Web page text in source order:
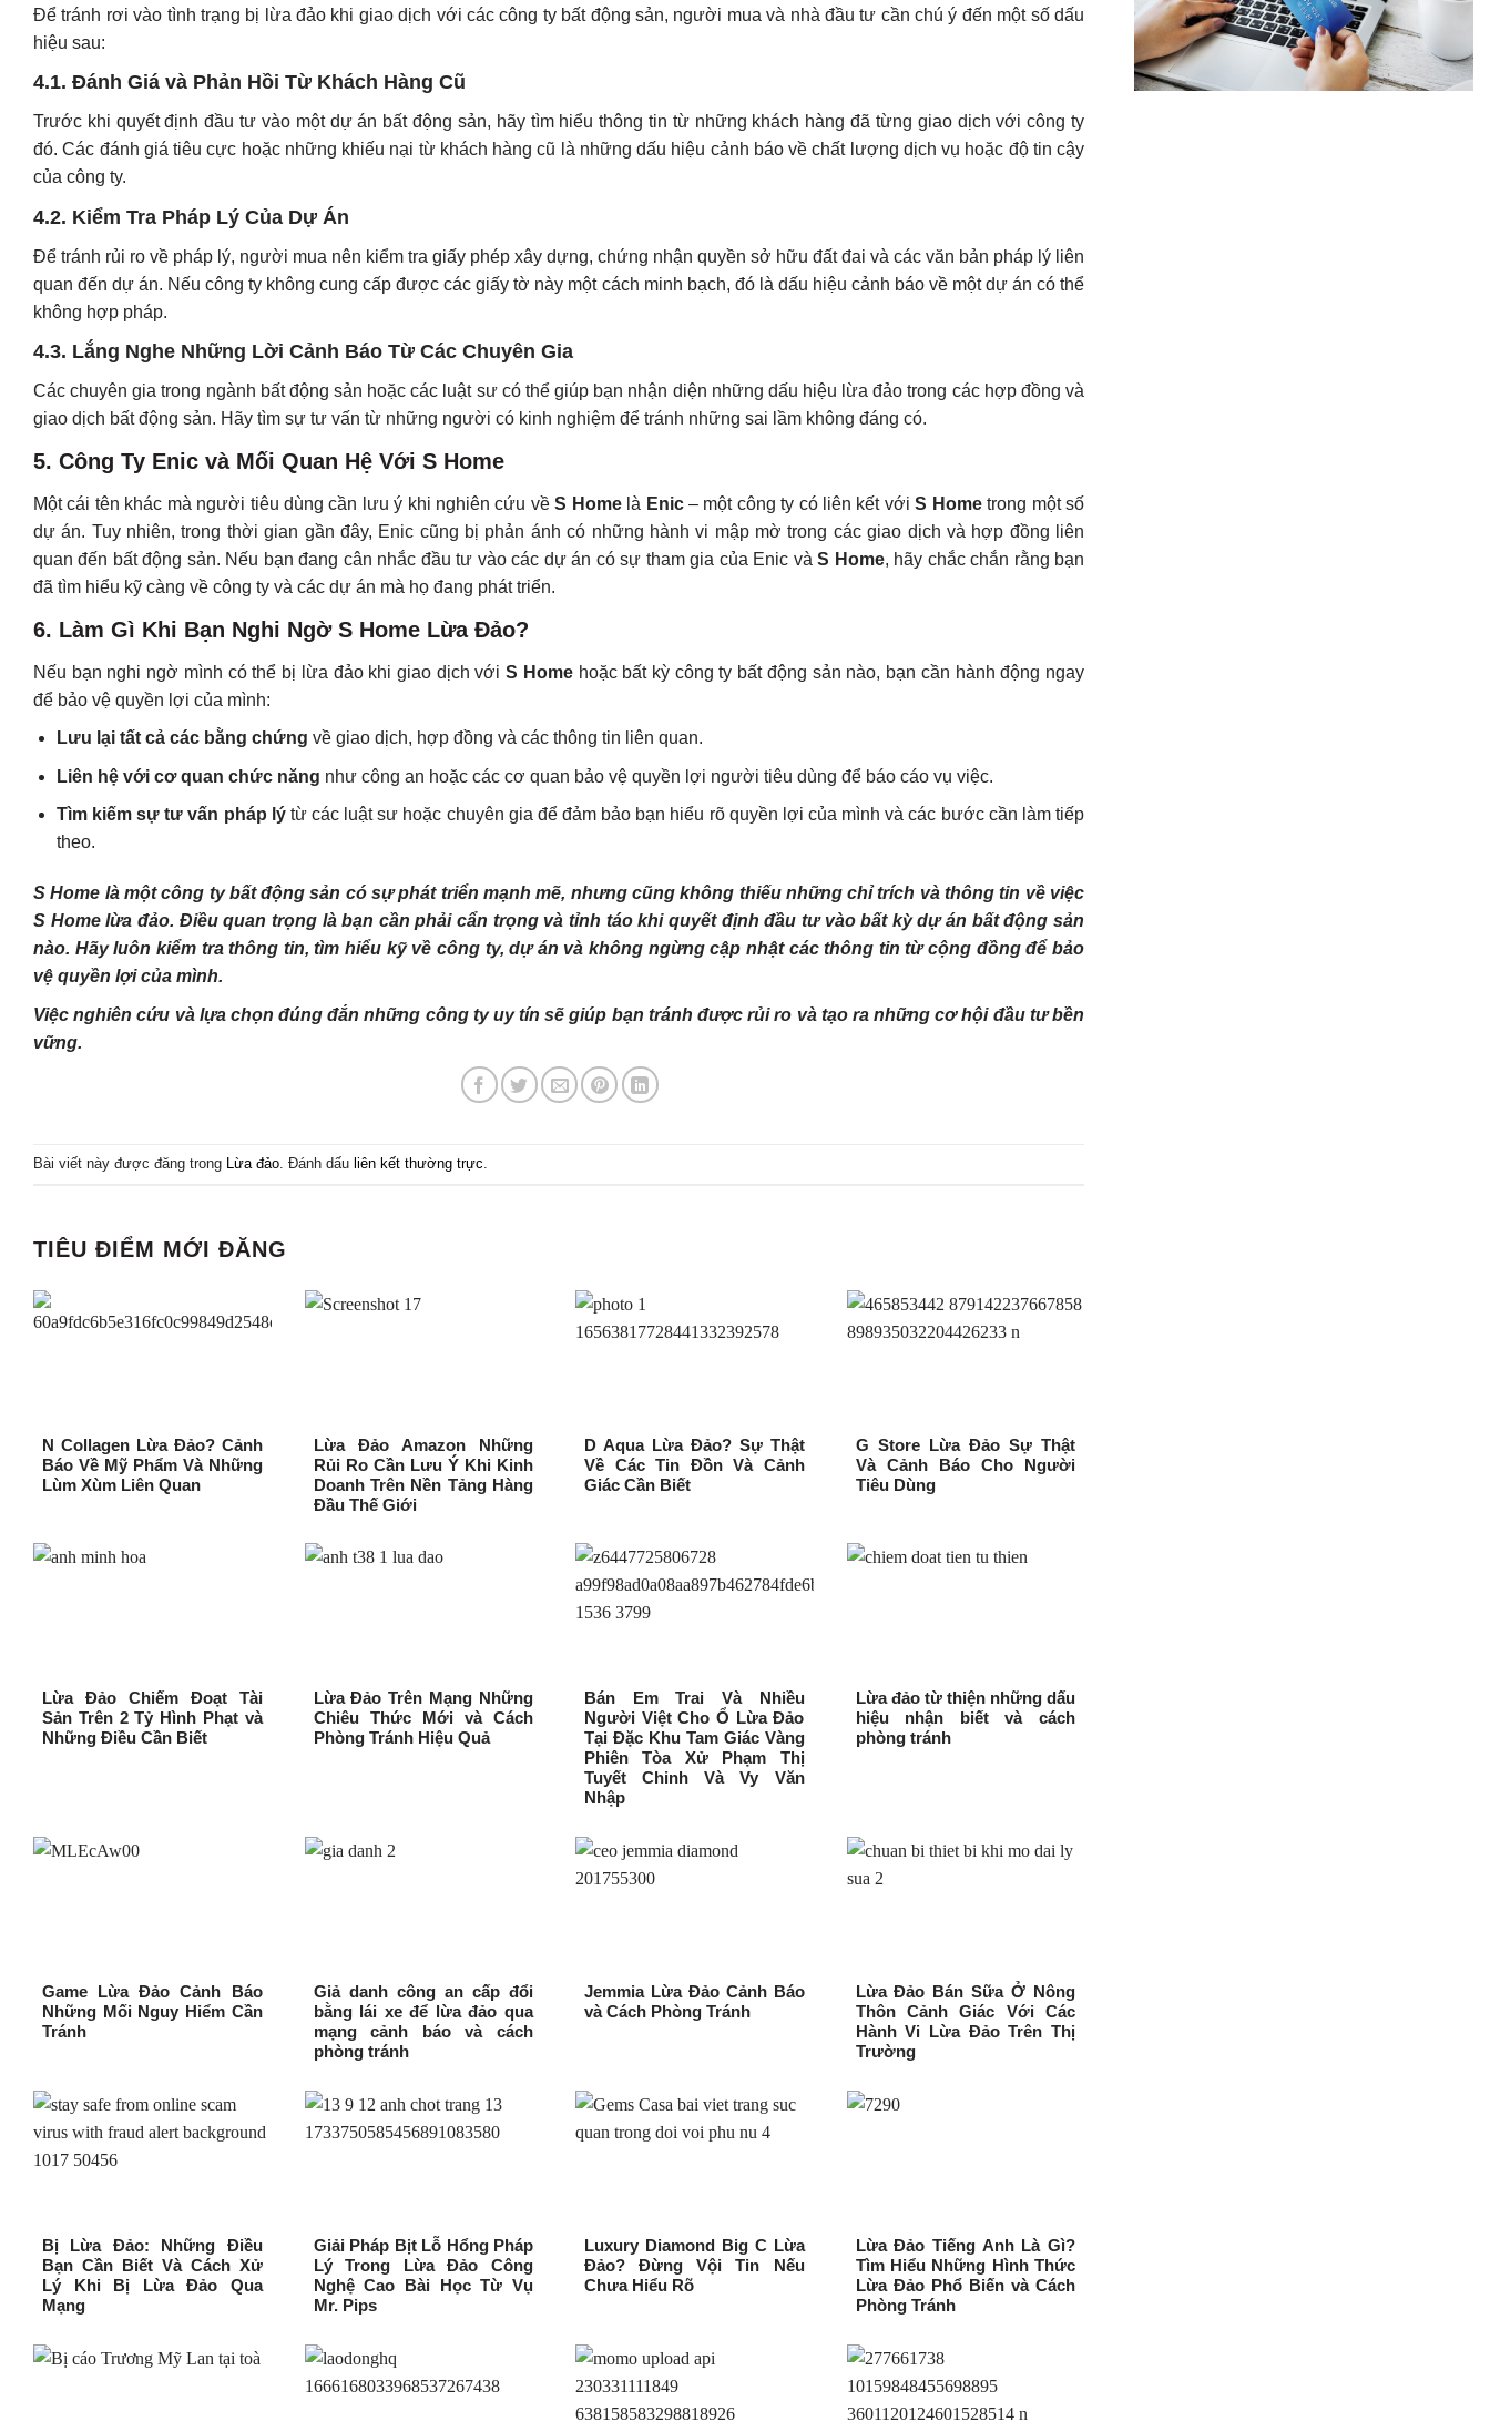
Để tránh rơi vào tình trạng bị lừa đảo khi giao dịch với các công ty bất động sản, người mua và nhà đầu tư cần chú ý đến một số dấu
hiệu sau:
4.1. Đánh Giá và Phản Hồi Từ Khách Hàng Cũ
Trước khi quyết định đầu tư vào một dự án bất động sản, hãy tìm hiểu thông tin từ những khách hàng đã từng giao dịch với công ty
đó. Các đánh giá tiêu cực hoặc những khiếu nại từ khách hàng cũ là những dấu hiệu cảnh báo về chất lượng dịch vụ hoặc độ tin cậy
của công ty.
4.2. Kiểm Tra Pháp Lý Của Dự Án
Để tránh rủi ro về pháp lý, người mua nên kiểm tra giấy phép xây dựng, chứng nhận quyền sở hữu đất đai và các văn bản pháp lý liên
quan đến dự án. Nếu công ty không cung cấp được các giấy tờ này một cách minh bạch, đó là dấu hiệu cảnh báo về một dự án có thể
không hợp pháp.
4.3. Lắng Nghe Những Lời Cảnh Báo Từ Các Chuyên Gia
Các chuyên gia trong ngành bất động sản hoặc các luật sư có thể giúp bạn nhận diện những dấu hiệu lừa đảo trong các hợp đồng và
giao dịch bất động sản. Hãy tìm sự tư vấn từ những người có kinh nghiệm để tránh những sai lầm không đáng có.
5. Công Ty Enic và Mối Quan Hệ Với S Home
Một cái tên khác mà người tiêu dùng cần lưu ý khi nghiên cứu vềS Homelà Enic– một công ty có liên kết vớiS Hometrong một số
dự án. Tuy nhiên, trong thời gian gần đây, Enic cũng bị phản ánh có những hành vi mập mờ trong các giao dịch và hợp đồng liên
quan đến bất động sản. Nếu bạn đang cân nhắc đầu tư vào các dự án có sự tham gia của Enic vàS Home, hãy chắc chắn rằng bạn
đã tìm hiểu kỹ càng về công ty và các dự án mà họ đang phát triển.
6. Làm Gì Khi Bạn Nghi Ngờ S Home Lừa Đảo?
Nếu bạn nghi ngờ mình có thể bị lừa đảo khi giao dịch vớiS Homehoặc bất kỳ công ty bất động sản nào, bạn cần hành động ngay
để bảo vệ quyền lợi của mình:
Lưu lại tất cả các bằng chứng về giao dịch, hợp đồng và các thông tin liên quan.
Liên hệ với cơ quan chức năng như công an hoặc các cơ quan bảo vệ quyền lợi người tiêu dùng để báo cáo vụ việc.
Tìm kiếm sự tư vấn pháp lýtừ các luật sư hoặc chuyên gia để đảm bảo bạn hiểu rõ quyền lợi của mình và các bước cần làm tiếp
theo.
S Home là một công ty bất động sản có sự phát triển mạnh mẽ, nhưng cũng không thiếu những chỉ trích và thông tin về việc
S Home lừa đảo. Điều quan trọng là bạn cần phải cẩn trọng và tỉnh táo khi quyết định đầu tư vào bất kỳ dự án bất động sản
nào. Hãy luôn kiểm tra thông tin, tìm hiểu kỹ về công ty, dự án và không ngừng cập nhật các thông tin từ cộng đồng để bảo
vệ quyền lợi của mình.
Việc nghiên cứu và lựa chọn đúng đắn những công ty uy tín sẽ giúp bạn tránh được rủi ro và tạo ra những cơ hội đầu tư bền
vững.
Bài viết này được đăng trong Lừa đảo . Đánh dấu liên kết thường trực
TIÊU ĐIỂM MỚI ĐĂNG
N Collagen Lừa Đảo? Cảnh
Báo Về Mỹ Phẩm Và Những
Lùm Xùm Liên Quan
Lừa Đảo Amazon Những
Rủi Ro Cần Lưu Ý Khi Kinh
Doanh Trên Nền Tảng Hàng
Đầu Thế Giới
D Aqua Lừa Đảo? Sự Thật
Về Các Tin Đồn Và Cảnh
Giác Cần Biết
G Store Lừa Đảo Sự Thật
Và Cảnh Báo Cho Người
Tiêu Dùng
Lừa Đảo Chiếm Đoạt Tài
Sản Trên 2 Tỷ Hình Phạt và
Những Điều Cần Biết
Lừa Đảo Trên Mạng Những
Chiêu Thức Mới và Cách
Phòng Tránh Hiệu Quả
Bán Em Trai Và Nhiều
Người Việt Cho Ổ Lừa Đảo
Tại Đặc Khu Tam Giác Vàng
Phiên Tòa Xử Phạm Thị
Tuyết Chinh Và Vy Văn
Nhập
Lừa đảo từ thiện những dấu
hiệu nhận biết và cách
phòng tránh
Game Lừa Đảo Cảnh Báo
Những Mối Nguy Hiểm Cần
Tránh
Giả danh công an cấp đổi
bằng lái xe để lừa đảo qua
mạng cảnh báo và cách
phòng tránh
Jemmia Lừa Đảo Cảnh Báo
và Cách Phòng Tránh
Lừa Đảo Bán Sữa Ở Nông
Thôn Cảnh Giác Với Các
Hành Vi Lừa Đảo Trên Thị
Trường
Bị Lừa Đảo: Những Điều
Bạn Cần Biết Và Cách Xử
Lý Khi Bị Lừa Đảo Qua
Mạng
Giải Pháp Bịt Lỗ Hổng Pháp
Lý Trong Lừa Đảo Công
Nghệ Cao Bài Học Từ Vụ
Mr. Pips
Luxury Diamond Big C Lừa
Đảo? Đừng Vội Tin Nếu
Chưa Hiểu Rõ
Lừa Đảo Tiếng Anh Là Gì?
Tìm Hiểu Những Hình Thức
Lừa Đảo Phổ Biến và Cách
Phòng Tránh